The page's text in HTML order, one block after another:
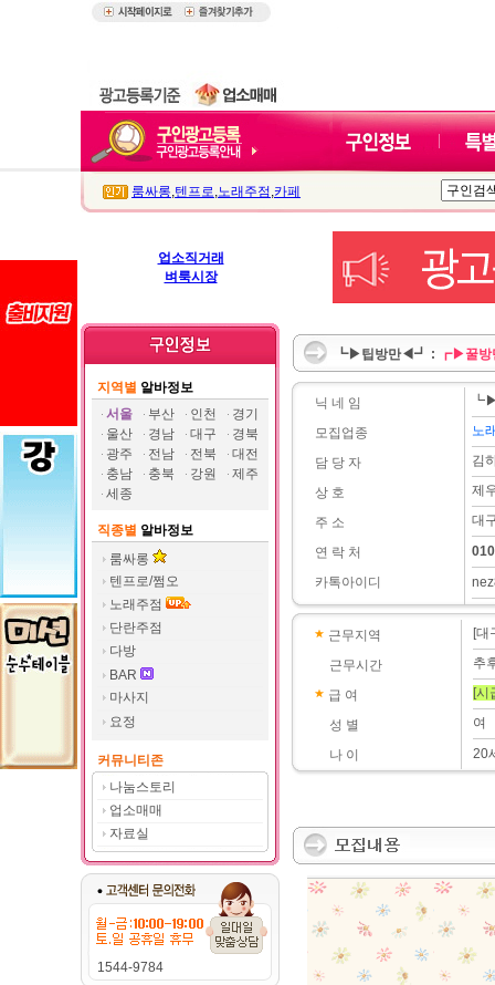
룸싸롱,텐프로,노래주점 ,카페
업소직거래
벼룩시장
지역별 알바정보
서울
부산 인천
경기
울산
경남 대구
경북
광주
전남 전북
대전
충남
충북 강원
제주
세종
직종별 알바정보
룸싸롱
텐프로/쩜오
노래주점
단란주점
다방
BAR
마사지
요정
커뮤니티존
나눔스토리
업소매매
자료실
1544-9784
┗▶팁방만◀┛ : ┏▶꿀방
닉 네 임
모집업종
담 당 자
상 호
주 소
연 락 처
카톡아이디
노
김
제
대
근무지역
근무시간
급 여
성 별
나 이
[대
추
[시
여
20